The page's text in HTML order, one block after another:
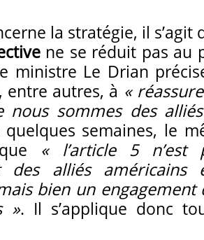
la stratégie, il s’agit
ne se réduit pas au
ministre Le Drian
entre autres, à «
nous sommes des
semaines, le
« l’article 5 n’est
des alliés américains
bien un engagement
». Il s’applique donc